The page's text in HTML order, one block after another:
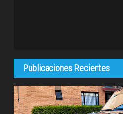
Publicaciones Recientes